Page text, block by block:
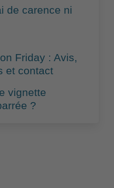
de carence ni
Friday : Avis,
et contact
vignette
?